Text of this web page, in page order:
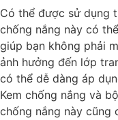
Có thể được sử dụng
chống nắng này có
giúp bạn không phải
ảnh hưởng đến lớp
có thể dễ dàng áp
Kem chống nắng và
chống nắng này cũng